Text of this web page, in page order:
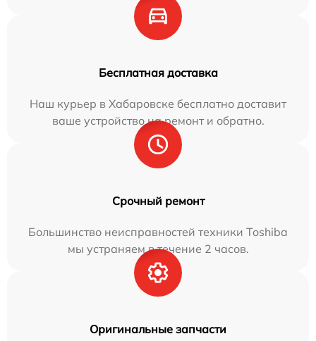
Бесплатная доставка
Наш курьер в Хабаровске бесплатно доставит
ваше устройство на ремонт и обратно.
Срочный ремонт
Большинство неисправностей техники Toshiba
мы устраняем в течение 2 часов.
Оригинальные запчасти